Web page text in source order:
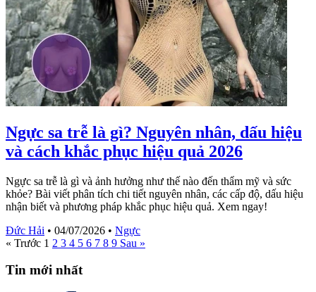
Ngực sa trễ là gì? Nguyên nhân, dấu hiệu
và cách khắc phục hiệu quả 2026
Ngực sa trễ là gì và ảnh hưởng như thế nào đến thẩm mỹ và sức
khỏe? Bài viết phân tích chi tiết nguyên nhân, các cấp độ, dấu hiệu
nhận biết và phương pháp khắc phục hiệu quả. Xem ngay!
Đức Hải • 04/07/2026 • Ngực
« Trước 1 2 3 4 5 6 7 8 9 Sau »
Tin mới nhất